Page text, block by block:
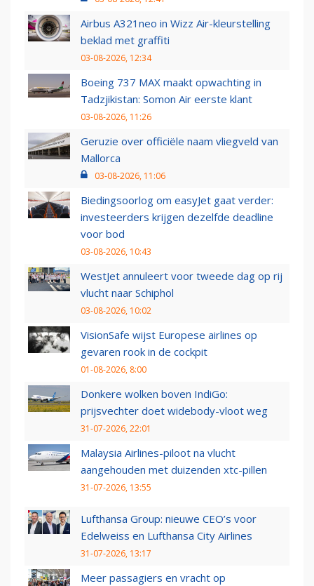
Airbus A321neo in Wizz Air-kleurstelling
beklad met graffiti
03-08-2026, 12:34
Boeing 737 MAX maakt opwachting in
Tadzjikistan: Somon Air eerste klant
03-08-2026, 11:26
Geruzie over officiële naam vliegveld van
Mallorca
03-08-2026, 11:06
Biedingsoorlog om easyJet gaat verder:
investeerders krijgen dezelfde deadline
voor bod
03-08-2026, 10:43
WestJet annuleert voor tweede dag op rij
vlucht naar Schiphol
03-08-2026, 10:02
VisionSafe wijst Europese airlines op
gevaren rook in de cockpit
01-08-2026, 8:00
Donkere wolken boven IndiGo:
prijsvechter doet widebody-vloot weg
31-07-2026, 22:01
Malaysia Airlines-piloot na vlucht
aangehouden met duizenden xtc-pillen
31-07-2026, 13:55
Lufthansa Group: nieuwe CEO’s voor
Edelweiss en Lufthansa City Airlines
31-07-2026, 13:17
Meer passagiers en vracht op